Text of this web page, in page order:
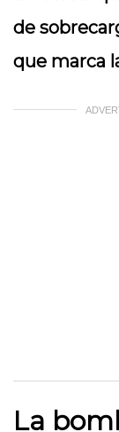
de
que marca
La